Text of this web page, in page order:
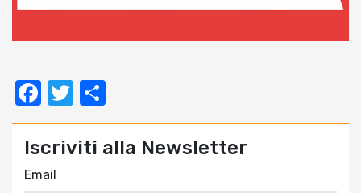
Facebook
Twitter
Iscriviti alla Newsletter
Email